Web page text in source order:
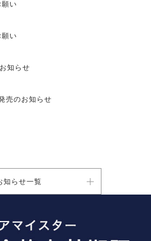
い
い
知らせ
売のお知らせ
知らせ一覧